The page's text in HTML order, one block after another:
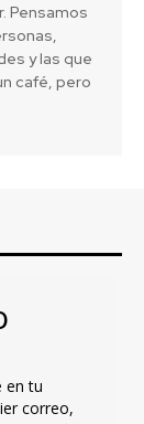
Pensamos
y las que
café, pero
en tu
correo,